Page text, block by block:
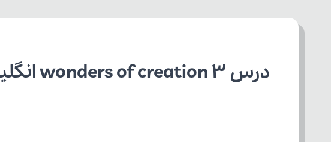
درس wonders of creation 3 انگلیسی دهم تجربی